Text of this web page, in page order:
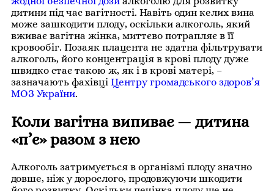
дитини під час вагітності. Навіть один келих вина
може зашкодити плоду, оскільки алкоголь, який
вживає вагітна жінка, миттєво потрапляє в її
кровообіг. Позаяк плацента не здатна фільтрувати
алкоголь, його концентрація в крові плоду дуже
швидко стає такою ж, як і в крові матері, –
зазначають фахівці Центру громадського здоров’я
МОЗ України.
Коли вагітна випиває — дитина
«п’є» разом з нею
Алкоголь затримується в організмі плоду значно
довше, ніж у дорослого, продовжуючи шкодити